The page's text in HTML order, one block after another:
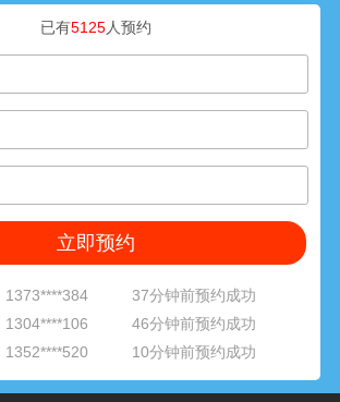
已有5125人预约
1352****520
10分钟前预约成功
1314****601
18分钟前预约成功
1377****842
24分钟前预约成功
1891****316
29分钟前预约成功
1382****062
33分钟前预约成功
1373****384
37分钟前预约成功
1304****106
46分钟前预约成功
1352****520
10分钟前预约成功
1801****281
15分钟前预约成功